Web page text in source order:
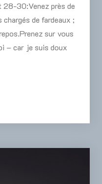
28-30:Venez près de
de fardeaux ;
sur vous
– car je suis doux